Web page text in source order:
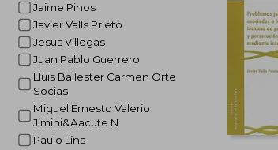
Jaime Pinos
Javier Valls Prieto
Jesus Villegas
Juan Pablo Guerrero
Lluis Ballester Carmen Orte
Socias
Miguel Ernesto Valerio
Jimini&Aacute N
Paulo Lins